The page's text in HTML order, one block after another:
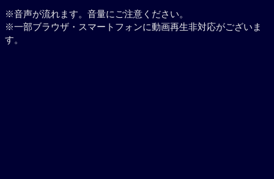
※音声が流れます。音量にご注意ください。
※一部ブラウザ・スマートフォンに動画再生非対応がございま
す。